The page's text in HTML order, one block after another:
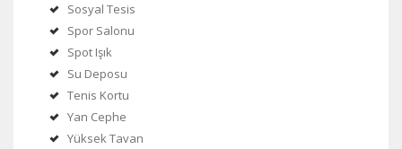
Sosyal Tesis
Spor Salonu
Spot Işık
Su Deposu
Tenis Kortu
Yan Cephe
Yüksek Tavan